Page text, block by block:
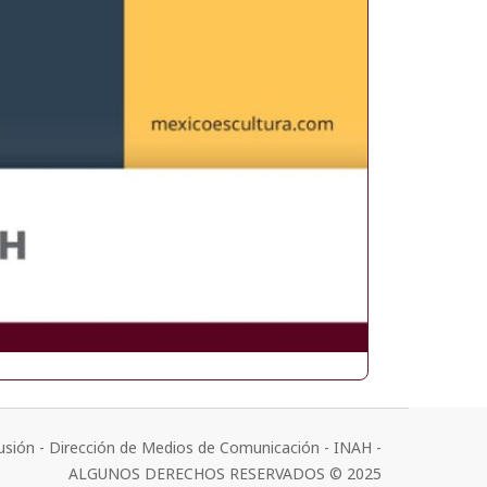
- Dirección de Medios de Comunicación - INAH -
ALGUNOS DERECHOS RESERVADOS © 2025